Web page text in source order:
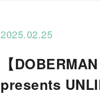
2025.02.25
【
presents